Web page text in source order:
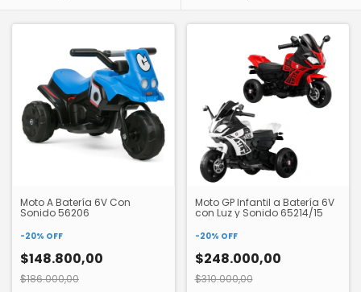
Moto A Batería 6V Con
Sonido 56206
-20% OFF
$148.800,00
$186.000,00
Moto GP Infantil a Batería 6V
con Luz y Sonido 65214/15
-20% OFF
$248.000,00
$310.000,00